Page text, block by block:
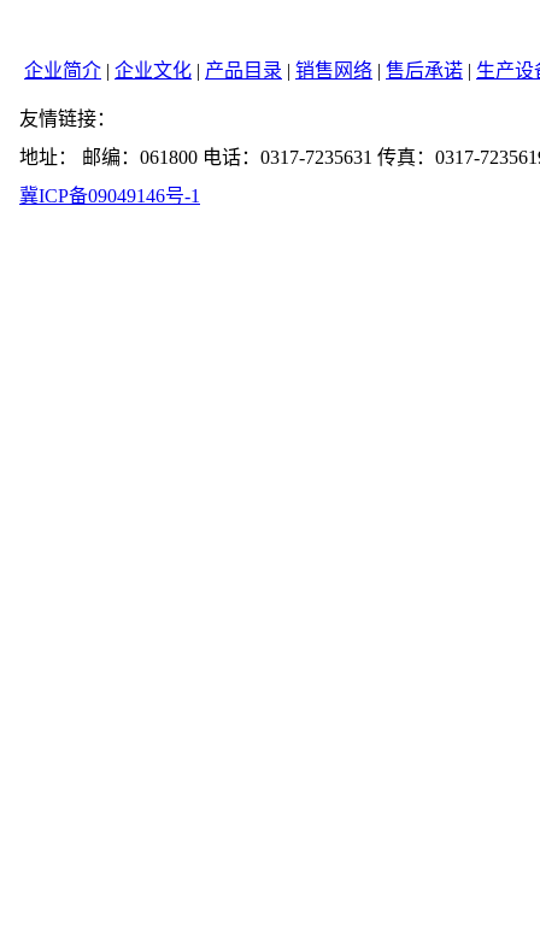
企业简介 | 企业文化 | 产品目录 | 销售网络 | 售后承诺 | 生产设
友情链接：
地址： 邮编：061800 电话：0317-7235631 传真：0317-
冀ICP备09049146号-1